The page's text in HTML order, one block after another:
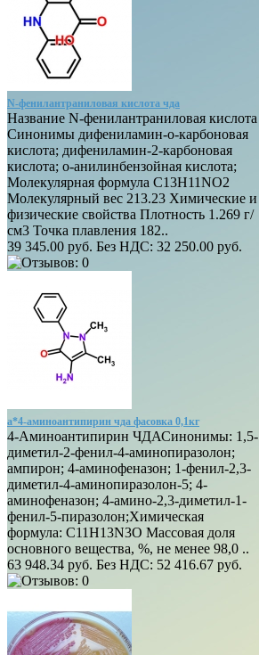
N-фенилантраниловая кислота чда
Название N-фенилантраниловая кислота
Синонимы дифениламин-о-карбоновая
кислота; дифениламин-2-карбоновая
кислота; о-анилинбензойная кислота;
Молекулярная формула C13H11NO2
Молекулярный вес 213.23 Химические и
физические свойства Плотность 1.269 г/
см3 Точка плавления 182..
39 345.00 руб. Без НДС: 32 250.00 руб.
а*4-аминоантипирин чда фасовка 0,1кг
4-Аминоантипирин ЧДАСинонимы: 1,5-
диметил-2-фенил-4-аминопиразолон;
ампирон; 4-аминофеназон; 1-фенил-2,3-
диметил-4-аминопиразолон-5; 4-
аминофеназон; 4-амино-2,3-диметил-1-
фенил-5-пиразолон;Химическая
формула: C11H13N3O Массовая доля
основного вещества, %, не менее 98,0 ..
63 948.34 руб. Без НДС: 52 416.67 руб.